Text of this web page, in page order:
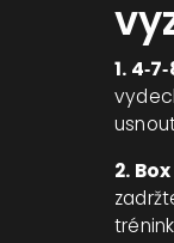
1.
2.